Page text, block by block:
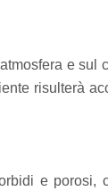
e
risulterà
e porosi,